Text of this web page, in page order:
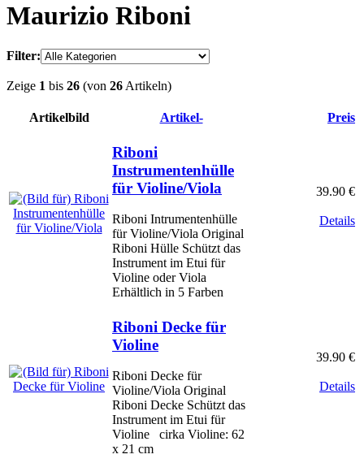
Maurizio Riboni
Filter:
Zeige 1 bis 26 (von 26 Artikeln)
Artikelbild Artikel- Preis
Riboni
Instrumentenhülle
für Violine/Viola
Riboni Intrumentenhülle
für Violine/Viola Original
Riboni Hülle Schützt das
Instrument im Etui für
Violine oder Viola
Erhältlich in 5 Farben
39.90 €
Details
Riboni Decke für
Violine
Riboni Decke für
Violine/Viola Original
Riboni Decke Schützt das
Instrument im Etui für
Violine cirka Violine: 62
x 21 cm
39.90 €
Details